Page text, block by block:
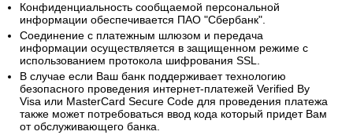
Конфиденциальность сообщаемой персональной
информации обеспечивается ПАО "Сбербанк".
Соединение с платежным шлюзом и передача
информации осуществляется в защищенном режиме с
использованием протокола шифрования SSL.
В случае если Ваш банк поддерживает технологию
безопасного проведения интернет-платежей Verified By
Visa или MasterCard Secure Code для проведения платежа
также может потребоваться ввод кода который придет Вам
от обслуживающего банка.